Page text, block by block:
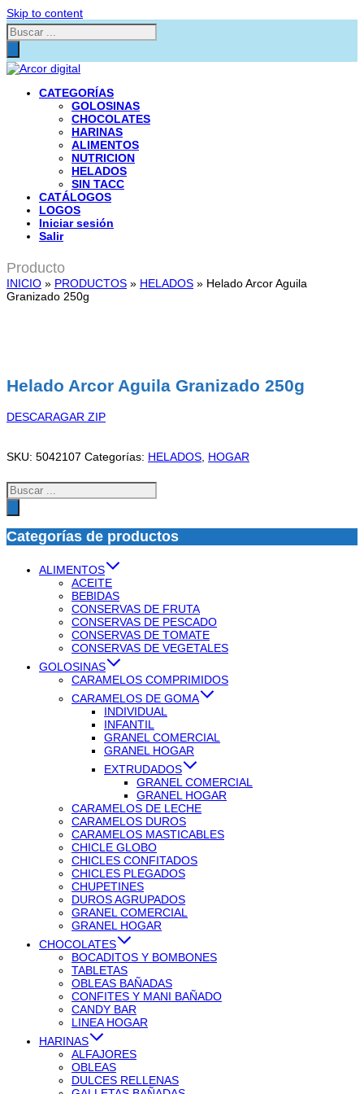
Skip to content
Búsqueda
de
productos
CATEGORÍAS
GOLOSINAS
CHOCOLATES
HARINAS
ALIMENTOS
NUTRICION
HELADOS
SIN TACC
CATÁLOGOS
LOGOS
Iniciar sesión
Salir
Producto
INICIO » PRODUCTOS » HELADOS » Helado Arcor Aguila
Granizado 250g
Helado Arcor Aguila Granizado 250g
DESCARAGAR ZIP
SKU: 5042107 Categorías: HELADOS HOGAR
Búsqueda
de
productos
Categorías de productos
ALIMENTOS
ACEITE
BEBIDAS
CONSERVAS DE FRUTA
CONSERVAS DE PESCADO
CONSERVAS DE TOMATE
CONSERVAS DE VEGETALES
GOLOSINAS
CARAMELOS COMPRIMIDOS
CARAMELOS DE GOMA
INDIVIDUAL
INFANTIL
GRANEL COMERCIAL
GRANEL HOGAR
EXTRUDADOS
GRANEL COMERCIAL
GRANEL HOGAR
CARAMELOS DE LECHE
CARAMELOS DUROS
CARAMELOS MASTICABLES
CHICLE GLOBO
CHICLES CONFITADOS
CHICLES PLEGADOS
CHUPETINES
DUROS AGRUPADOS
GRANEL COMERCIAL
GRANEL HOGAR
CHOCOLATES
BOCADITOS Y BOMBONES
TABLETAS
OBLEAS BAÑADAS
CONFITES Y MANI BAÑADO
CANDY BAR
LINEA HOGAR
HARINAS
ALFAJORES
OBLEAS
DULCES RELLENAS